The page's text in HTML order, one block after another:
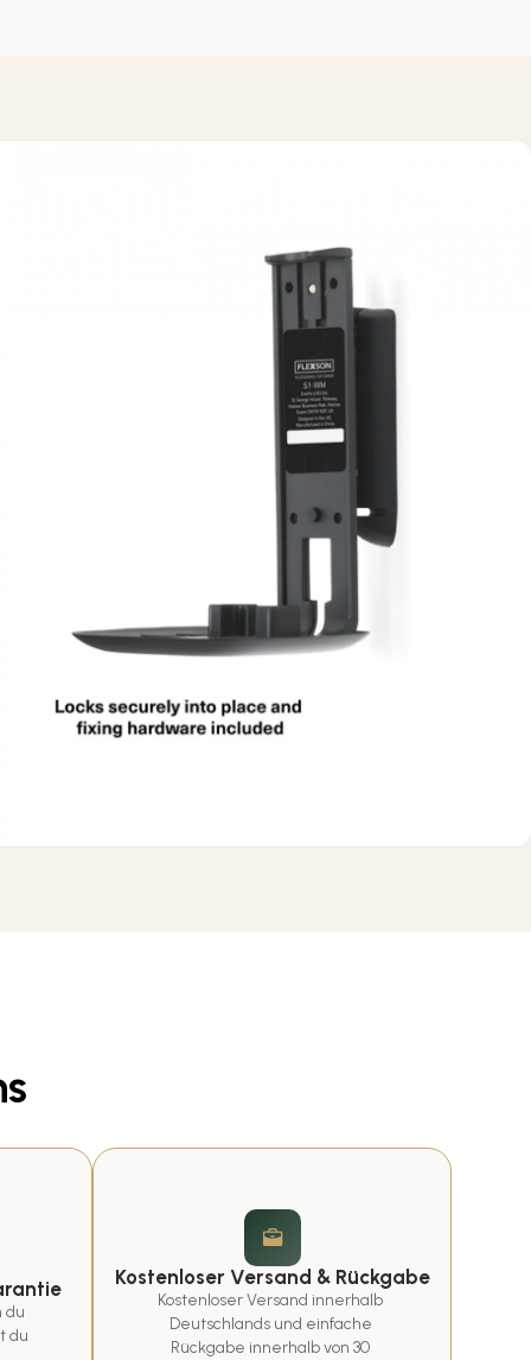
du
du
Kostenloser Versand & Rückgabe
Kostenloser Versand innerhalb
Deutschlands und einfache
Rückgabe innerhalb von 30